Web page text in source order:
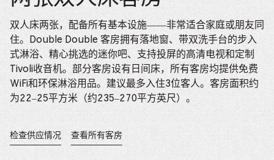
双人床两张，配备所有基本设施——非常适合家庭或朋友同
住。Double Double 客房拥有落地窗、带双洗手台的步入
式淋浴、精心挑选的迷你吧、支持投屏的高清电视和定制
Tivoli收音机。部分客房设有日间床，所有客房均提供免费
WiFi和环保淋浴用品。建议最多入住3位客人。客房面积约
为22–25平方米（约235–270平方英尺）。
检查供应情况
在
新
查看所有客房